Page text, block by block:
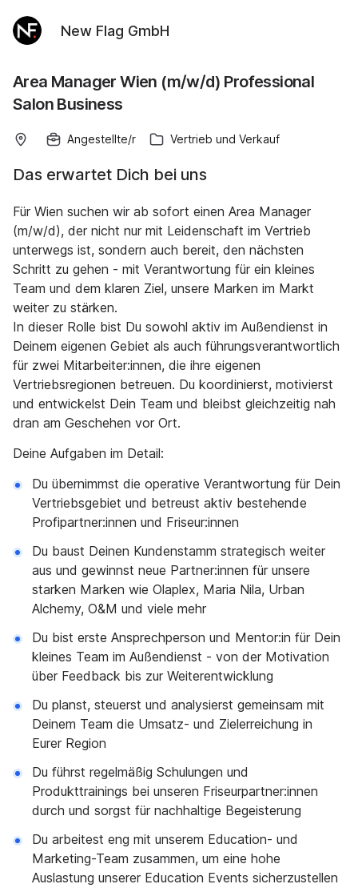
New Flag GmbH
Area Manager Wien (m/w/d) Professional
Salon Business
Angestellte/r Vertrieb und Verkauf
Das erwartet Dich bei uns
Für Wien suchen wir ab sofort einen Area Manager
(m/w/d), der nicht nur mit Leidenschaft im Vertrieb
unterwegs ist, sondern auch bereit, den nächsten
Schritt zu gehen - mit Verantwortung für ein kleines
Team und dem klaren Ziel, unsere Marken im Markt
weiter zu stärken.
In dieser Rolle bist Du sowohl aktiv im Außendienst in
Deinem eigenen Gebiet als auch führungsverantwortlich
für zwei Mitarbeiter:innen, die ihre eigenen
Vertriebsregionen betreuen. Du koordinierst, motivierst
und entwickelst Dein Team und bleibst gleichzeitig nah
dran am Geschehen vor Ort.
Deine Aufgaben im Detail:
Du übernimmst die operative Verantwortung für Dein
Vertriebsgebiet und betreust aktiv bestehende
Profipartner:innen und Friseur:innen
Du baust Deinen Kundenstamm strategisch weiter
aus und gewinnst neue Partner:innen für unsere
starken Marken wie Olaplex, Maria Nila, Urban
Alchemy, O&M und viele mehr
Du bist erste Ansprechperson und Mentor:in für Dein
kleines Team im Außendienst - von der Motivation
über Feedback bis zur Weiterentwicklung
Du planst, steuerst und analysierst gemeinsam mit
Deinem Team die Umsatz- und Zielerreichung in
Eurer Region
Du führst regelmäßig Schulungen und
Produkttrainings bei unseren Friseurpartner:innen
durch und sorgst für nachhaltige Begeisterung
Du arbeitest eng mit unserem Education- und
Marketing-Team zusammen, um eine hohe
Auslastung unserer Education Events sicherzustellen